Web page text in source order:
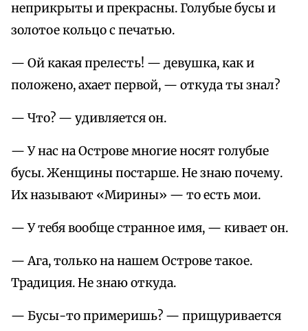
неприкрыты и прекрасны. Голубые бусы и
золотое кольцо с печатью.
— Ой какая прелесть! — девушка, как и
положено, ахает первой, — откуда ты знал?
— Что? — удивляется он.
— У нас на Острове многие носят голубые
бусы. Женщины постарше. Не знаю почему.
Их называют «Мирины» — то есть мои.
— У тебя вообще странное имя, — кивает он.
— Ага, только на нашем Острове такое.
Традиция. Не знаю откуда.
— Бусы-то примеришь? — прищуривается